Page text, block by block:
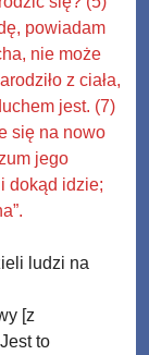
powiadam
nie może
z ciała,
jest. (7)
się na nowo
jego
dokąd idzie;
ludzi na
[z
to